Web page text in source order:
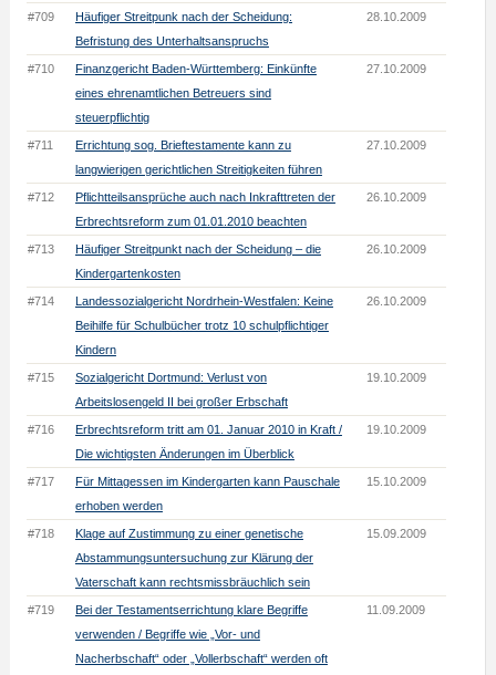
#709
Häufiger Streitpunk nach der Scheidung:
Befristung des Unterhaltsanspruchs
28.10.2009
#710
Finanzgericht Baden-Württemberg: Einkünfte
eines ehrenamtlichen Betreuers sind
steuerpflichtig
27.10.2009
#711
Errichtung sog. Brieftestamente kann zu
langwierigen gerichtlichen Streitigkeiten führen
27.10.2009
#712
Pflichtteilsansprüche auch nach Inkrafttreten der
Erbrechtsreform zum 01.01.2010 beachten
26.10.2009
#713
Häufiger Streitpunkt nach der Scheidung – die
Kindergartenkosten
26.10.2009
#714
Landessozialgericht Nordrhein-Westfalen: Keine
Beihilfe für Schulbücher trotz 10 schulpflichtiger
Kindern
26.10.2009
#715
Sozialgericht Dortmund: Verlust von
Arbeitslosengeld II bei großer Erbschaft
19.10.2009
#716
Erbrechtsreform tritt am 01. Januar 2010 in Kraft /
Die wichtigsten Änderungen im Überblick
19.10.2009
#717
Für Mittagessen im Kindergarten kann Pauschale
erhoben werden
15.10.2009
#718
Klage auf Zustimmung zu einer genetische
Abstammungsuntersuchung zur Klärung der
Vaterschaft kann rechtsmissbräuchlich sein
15.09.2009
#719
Bei der Testamentserrichtung klare Begriffe
verwenden / Begriffe wie „Vor- und
Nacherbschaft“ oder „Vollerbschaft“ werden oft
11.09.2009